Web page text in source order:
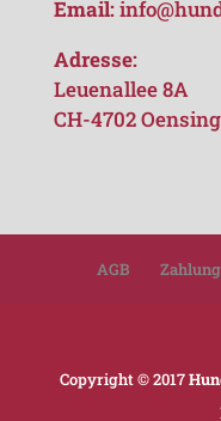
Email:
Adresse:
Leuenallee 8A
CH-4702
AGB
Copyright © 2017